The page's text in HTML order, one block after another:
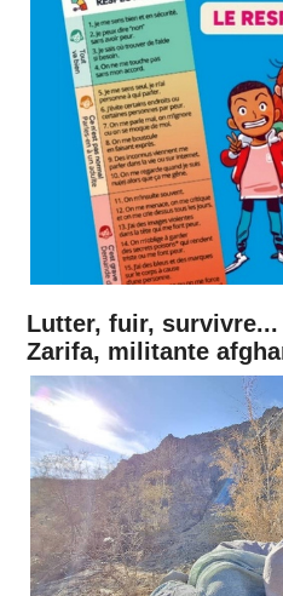
Lutter, fuir,
Zarifa, militante